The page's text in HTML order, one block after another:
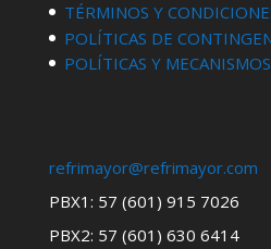
TÉRMINOS Y
POLÍTICAS DE
POLÍTICAS Y
refrimayor@refrimayor.com
PBX1: 57 (601) 915 7026
PBX2: 57 (601) 630 6414